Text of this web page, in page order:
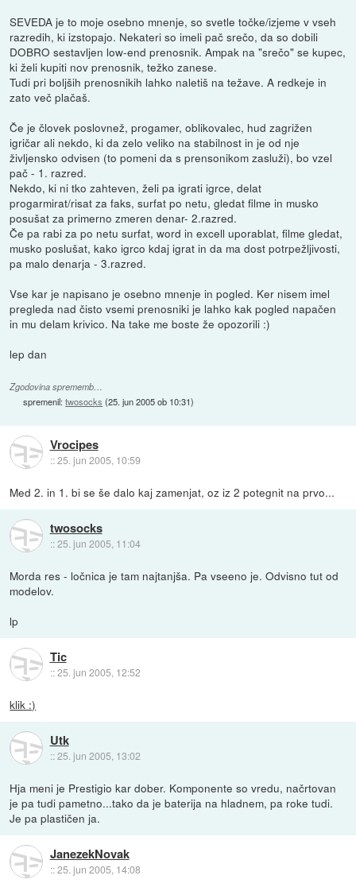
SEVEDA je to moje osebno mnenje, so svetle točke/izjeme v vseh
razredih, ki izstopajo. Nekateri so imeli pač srečo, da so dobili
DOBRO sestavljen low-end prenosnik. Ampak na "srečo" se kupec,
ki želi kupiti nov prenosnik, težko zanese.
Tudi pri boljših prenosnikih lahko naletiš na težave. A redkeje in
zato več plačaš.
Če je človek poslovnež, progamer, oblikovalec, hud zagrižen
igričar ali nekdo, ki da zelo veliko na stabilnost in je od nje
življensko odvisen (to pomeni da s prensonikom zasluži), bo vzel
pač - 1. razred.
Nekdo, ki ni tko zahteven, želi pa igrati igrce, delat
progarmirat/risat za faks, surfat po netu, gledat filme in musko
posušat za primerno zmeren denar- 2.razred.
Če pa rabi za po netu surfat, word in excell uporablat, filme gledat,
musko poslušat, kako igrco kdaj igrat in da ma dost potrpežljivosti,
pa malo denarja - 3.razred.
Vse kar je napisano je osebno mnenje in pogled. Ker nisem imel
pregleda nad čisto vsemi prenosniki je lahko kak pogled napačen
in mu delam krivico. Na take me boste že opozorili :)
lep dan
Zgodovina sprememb…
spremenil:twosocks (25. jun 2005 ob 10:31)
Vrocipes
::25. jun 2005, 10:59
Med 2. in 1. bi se še dalo kaj zamenjat, oz iz 2 potegnit na prvo...
twosocks
::25. jun 2005, 11:04
Morda res - ločnica je tam najtanjša. Pa vseeno je. Odvisno tut od
modelov.
lp
Tic
::25. jun 2005, 12:52
klik :)
Utk
::25. jun 2005, 13:02
Hja meni je Prestigio kar dober. Komponente so vredu, načrtovan
je pa tudi pametno...tako da je baterija na hladnem, pa roke tudi.
Je pa plastičen ja.
JanezekNovak
::25. jun 2005, 14:08